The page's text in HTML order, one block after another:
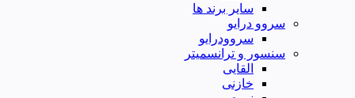
سایر برند ها
سروو درایو
سروودرایو
سنسور و ترانسمیتر
القایی
خازنی